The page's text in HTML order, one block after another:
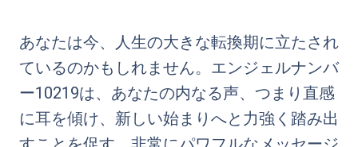
あなたは今、人生の大きな転換期に立たされ
ているのかもしれません。エンジェルナンバ
ー10219は、あなたの内なる声、つまり直感
に耳を傾け、新しい始まりへと力強く踏み出